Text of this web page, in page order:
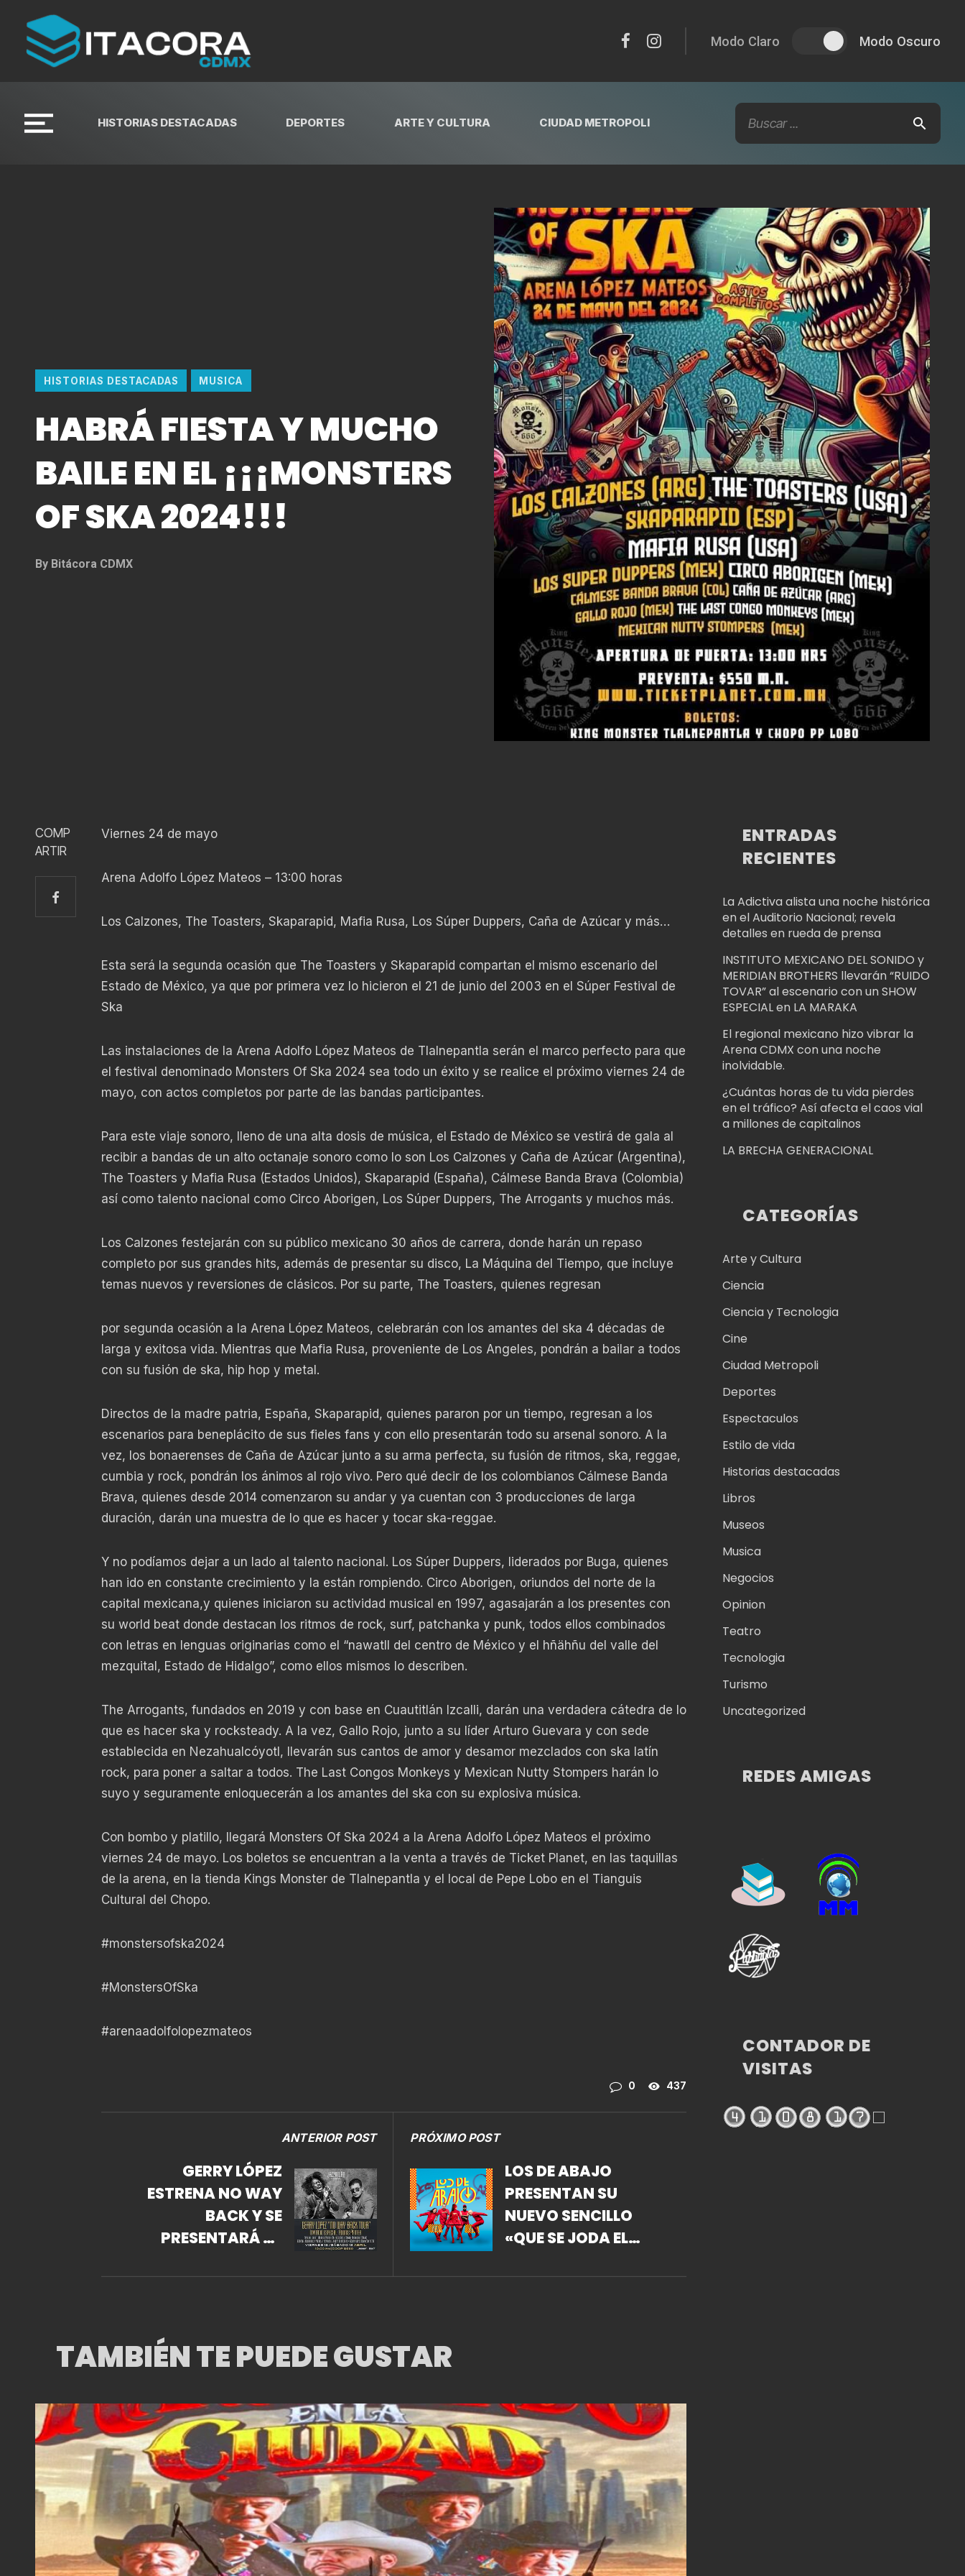
Modo Claro Modo Oscuro
HISTORIAS DESTACADAS DEPORTES ARTE Y CULTURA CIUDAD METROPOLI
HISTORIAS DESTACADAS MUSICA
HABRÁ FIESTA Y MUCHO
BAILE EN EL ¡¡¡MONSTERS
OF SKA 2024!!!
By Bitácora CDMX
COMP
ARTIR
Viernes 24 de mayo
Arena Adolfo López Mateos – 13:00 horas
Los Calzones, The Toasters, Skaparapid, Mafia Rusa, Los Súper Duppers, Caña de Azúcar y más…
Esta será la segunda ocasión que The Toasters y Skaparapid compartan el mismo escenario del
Estado de México, ya que por primera vez lo hicieron el 21 de junio del 2003 en el Súper Festival de
Ska
Las instalaciones de la Arena Adolfo López Mateos de Tlalnepantla serán el marco perfecto para que
el festival denominado Monsters Of Ska 2024 sea todo un éxito y se realice el próximo viernes 24 de
mayo, con actos completos por parte de las bandas participantes.
Para este viaje sonoro, lleno de una alta dosis de música, el Estado de México se vestirá de gala al
recibir a bandas de un alto octanaje sonoro como lo son Los Calzones y Caña de Azúcar (Argentina),
The Toasters y Mafia Rusa (Estados Unidos), Skaparapid (España), Cálmese Banda Brava (Colombia)
así como talento nacional como Circo Aborigen, Los Súper Duppers, The Arrogants y muchos más.
Los Calzones festejarán con su público mexicano 30 años de carrera, donde harán un repaso
completo por sus grandes hits, además de presentar su disco, La Máquina del Tiempo, que incluye
temas nuevos y reversiones de clásicos. Por su parte, The Toasters, quienes regresan
por segunda ocasión a la Arena López Mateos, celebrarán con los amantes del ska 4 décadas de
larga y exitosa vida. Mientras que Mafia Rusa, proveniente de Los Angeles, pondrán a bailar a todos
con su fusión de ska, hip hop y metal.
Directos de la madre patria, España, Skaparapid, quienes pararon por un tiempo, regresan a los
escenarios para beneplácito de sus fieles fans y con ello presentarán todo su arsenal sonoro. A la
vez, los bonaerenses de Caña de Azúcar junto a su arma perfecta, su fusión de ritmos, ska, reggae,
cumbia y rock, pondrán los ánimos al rojo vivo. Pero qué decir de los colombianos Cálmese Banda
Brava, quienes desde 2014 comenzaron su andar y ya cuentan con 3 producciones de larga
duración, darán una muestra de lo que es hacer y tocar ska-reggae.
Y no podíamos dejar a un lado al talento nacional. Los Súper Duppers, liderados por Buga, quienes
han ido en constante crecimiento y la están rompiendo. Circo Aborigen, oriundos del norte de la
capital mexicana,y quienes iniciaron su actividad musical en 1997, agasajarán a los presentes con
su world beat donde destacan los ritmos de rock, surf, patchanka y punk, todos ellos combinados
con letras en lenguas originarias como el “nawatll del centro de México y el hñähñu del valle del
mezquital, Estado de Hidalgo”, como ellos mismos lo describen.
The Arrogants, fundados en 2019 y con base en Cuautitlán Izcalli, darán una verdadera cátedra de lo
que es hacer ska y rocksteady. A la vez, Gallo Rojo, junto a su líder Arturo Guevara y con sede
establecida en Nezahualcóyotl, llevarán sus cantos de amor y desamor mezclados con ska latín
rock, para poner a saltar a todos. The Last Congos Monkeys y Mexican Nutty Stompers harán lo
suyo y seguramente enloquecerán a los amantes del ska con su explosiva música.
Con bombo y platillo, llegará Monsters Of Ska 2024 a la Arena Adolfo López Mateos el próximo
viernes 24 de mayo. Los boletos se encuentran a la venta a través de Ticket Planet, en las taquillas
de la arena, en la tienda Kings Monster de Tlalnepantla y el local de Pepe Lobo en el Tianguis
Cultural del Chopo.
#monstersofska2024
#MonstersOfSka
#arenaadolfolopezmateos
0 437
ANTERIOR POST
GERRY LÓPEZ
ESTRENA NO WAY
BACK Y SE
PRESENTARÁ EN
PRÓXIMO POST
LOS DE ABAJO
PRESENTAN SU
NUEVO SENCILLO
«QUE SE JODA EL
TAMBIÉN TE PUEDE GUSTAR
ENTRADAS
RECIENTES
La Adictiva alista una noche histórica
en el Auditorio Nacional; revela
detalles en rueda de prensa
INSTITUTO MEXICANO DEL SONIDO y
MERIDIAN BROTHERS llevarán “RUIDO
TOVAR” al escenario con un SHOW
ESPECIAL en LA MARAKA
El regional mexicano hizo vibrar la
Arena CDMX con una noche
inolvidable.
¿Cuántas horas de tu vida pierdes
en el tráfico? Así afecta el caos vial
a millones de capitalinos
LA BRECHA GENERACIONAL
CATEGORÍAS
Arte y Cultura
Ciencia
Ciencia y Tecnologia
Cine
Ciudad Metropoli
Deportes
Espectaculos
Estilo de vida
Historias destacadas
Libros
Museos
Musica
Negocios
Opinion
Teatro
Tecnologia
Turismo
Uncategorized
REDES AMIGAS
CONTADOR DE
VISITAS